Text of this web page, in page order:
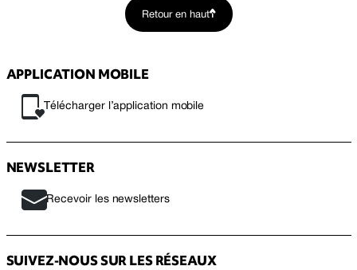
Retour en haut
APPLICATION MOBILE
Télécharger l’application mobile
NEWSLETTER
Recevoir les newsletters
SUIVEZ-NOUS SUR LES RÉSEAUX